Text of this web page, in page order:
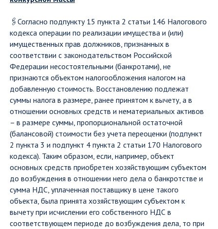
🖇Согласно подпункту 15 пункта 2 статьи 146 Налогового
кодекса операции по реализации имущества и (или)
имущественных прав должников, признанных в
соответствии с законодательством Российской
Федерации несостоятельными (банкротами), не
признаются объектом налогообложения налогом на
добавленную стоимость. Восстановлению подлежат
суммы налога в размере, ранее принятом к вычету, а в
отношении основных средств и нематериальных активов
– в размере суммы, пропорциональной остаточной
(балансовой) стоимости без учета переоценки (подпункт
2 пункта 3 и подпункт 4 пункта 2 статьи 170 Налогового
кодекса). Таким образом, если, например, объект
основных средств приобретен хозяйствующим субъектом
до возбуждения в отношении него дела о банкротстве и
сумма НДС, уплаченная поставщику в цене такого
объекта, была принята хозяйствующим субъектом к
вычету при исчислении его собственного НДС в
соответствующем периоде до возбуждения дела, то при